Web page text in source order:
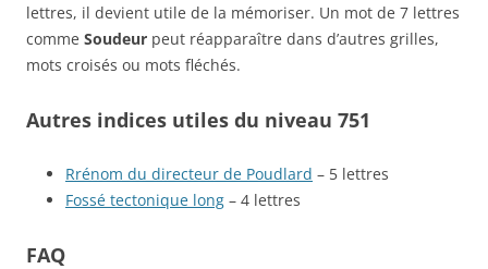
lettres, il devient utile de la mémoriser. Un mot de 7 lettres
comme Soudeur peut réapparaître dans d’autres grilles,
mots croisés ou mots fléchés.
Autres indices utiles du niveau 751
Rrénom du directeur de Poudlard – 5 lettres
Fossé tectonique long – 4 lettres
FAQ